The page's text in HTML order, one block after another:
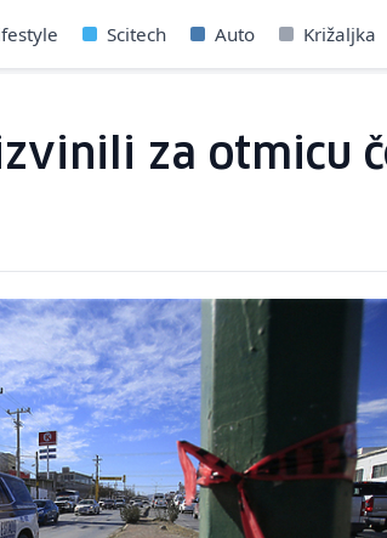
Scitech Auto Križaljka
za otmicu